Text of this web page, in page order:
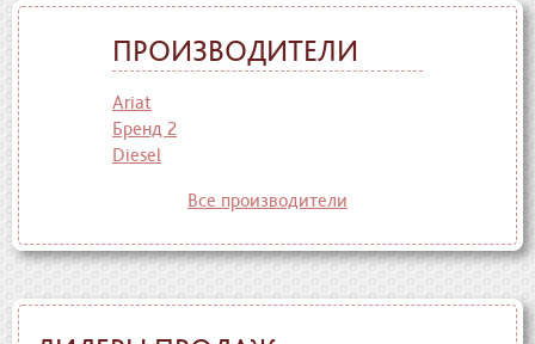
ПРОИЗВОДИТЕЛИ
Ariat
Бренд 2
Diesel
Все производители